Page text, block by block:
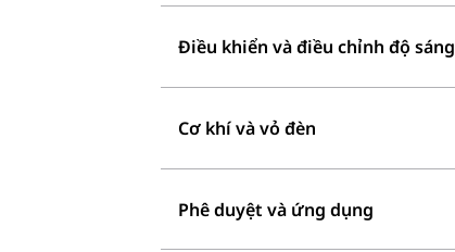
Điều khiển và điều chỉnh độ sáng
Cơ khí và vỏ đèn
Phê duyệt và ứng dụng